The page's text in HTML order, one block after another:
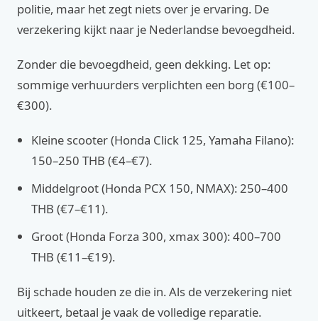
politie, maar het zegt niets over je ervaring. De
verzekering kijkt naar je Nederlandse bevoegdheid.
Zonder die bevoegdheid, geen dekking. Let op:
sommige verhuurders verplichten een borg (€100–
€300).
Kleine scooter (Honda Click 125, Yamaha Filano):
150–250 THB (€4–€7).
Middelgroot (Honda PCX 150, NMAX): 250–400
THB (€7–€11).
Groot (Honda Forza 300, xmax 300): 400–700
THB (€11–€19).
Bij schade houden ze die in. Als de verzekering niet
uitkeert, betaal je vaak de volledige reparatie.